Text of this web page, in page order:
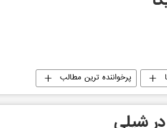
پرخواننده ترین مطالب
شیلی